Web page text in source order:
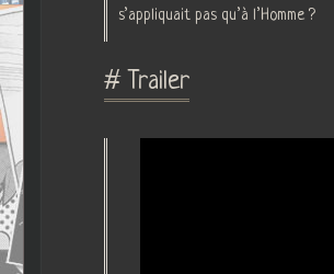
s’appliquait pas qu’à l’Homme ?
# Trailer